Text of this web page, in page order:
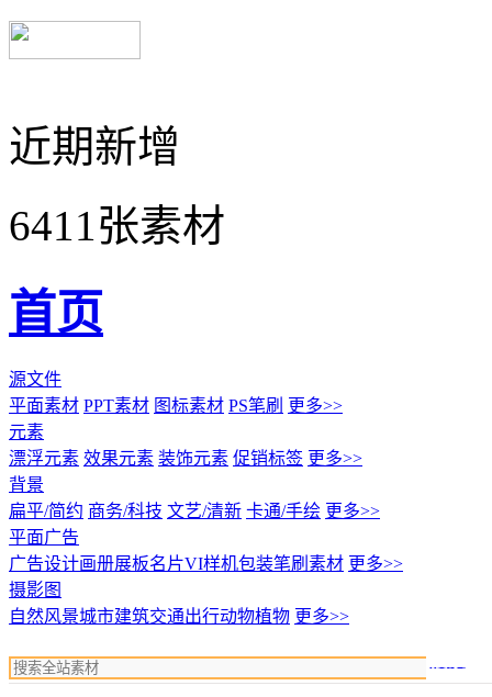
近期新增
6411张素材
首页
源文件
平面素材 PPT素材 图标素材 PS笔刷 更多>>
元素
漂浮元素 效果元素 装饰元素 促销标签 更多>>
背景
扁平/简约 商务/科技 文艺/清新 卡通/手绘 更多>>
平面广告
广告设计画册展板名片VI样机包装笔刷素材 更多>>
摄影图
自然风景城市建筑交通出行动物植物 更多>>